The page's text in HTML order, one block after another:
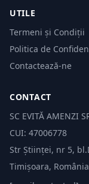
UTILE
Termeni și Condiții
Politica de
Contactează-ne
CONTACT
SC EVITĂ AMENZI
CUI: 47006778
Str Științei, nr 5,
Timișoara, România